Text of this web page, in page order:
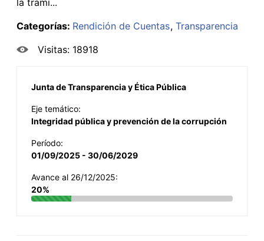
Categorías: Rendición de Cuentas Transparencia
Visitas: 18918
Junta de Transparencia y Ética Pública
Eje temático:
Integridad pública y prevención de la corrupción
Período:
01/09/2025 - 30/06/2029
Avance al 26/12/2025:
20%